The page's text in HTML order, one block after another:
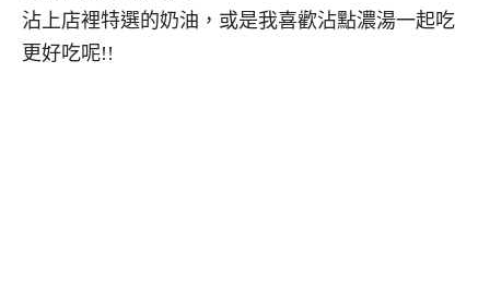
沾上店裡特選的奶油，或是我喜歡沾點濃湯一起吃
更好吃呢!!